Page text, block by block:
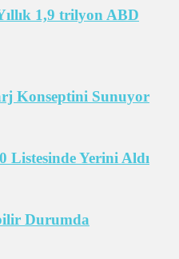
1,9 trilyon ABD
Konseptini Sunuyor
Listesinde Yerini Aldı
Durumda